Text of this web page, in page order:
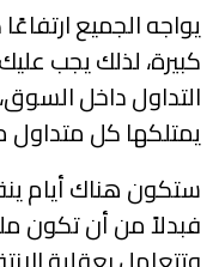
يواجه الجميع
كبيرة، لذلك يجب
التداول داخل
يمتلكها كل
ستكون هناك أيام
فبدلاً من أن تكون